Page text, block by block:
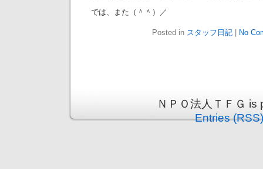
では、また（＾＾）／
Posted in スタッフ日記 No
ＮＰＯ法人ＴＦＧ
Entries (RSS)